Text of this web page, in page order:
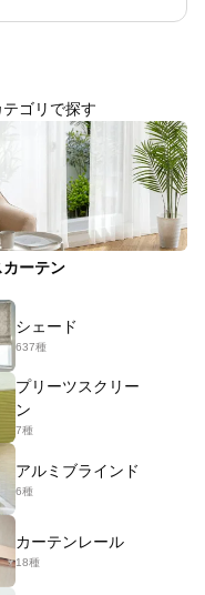
ゴリで探す
カーテン
シェード
637種
プリーツスクリー
ン
7種
アルミブラインド
6種
カーテンレール
18種